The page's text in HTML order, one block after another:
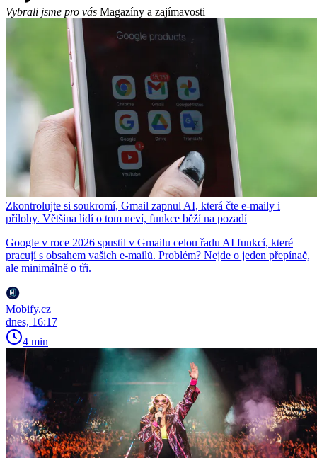
Vybrali jsme pro vás Magazíny a zajímavosti
Zkontrolujte si soukromí, Gmail zapnul AI, která čte e-maily i
přílohy. Většina lidí o tom neví, funkce běží na pozadí
Google v roce 2026 spustil v Gmailu celou řadu AI funkcí, které
pracují s obsahem vašich e-mailů. Problém? Nejde o jeden přepínač,
ale minimálně o tři.
Mobify.cz
dnes, 16:17
4 min